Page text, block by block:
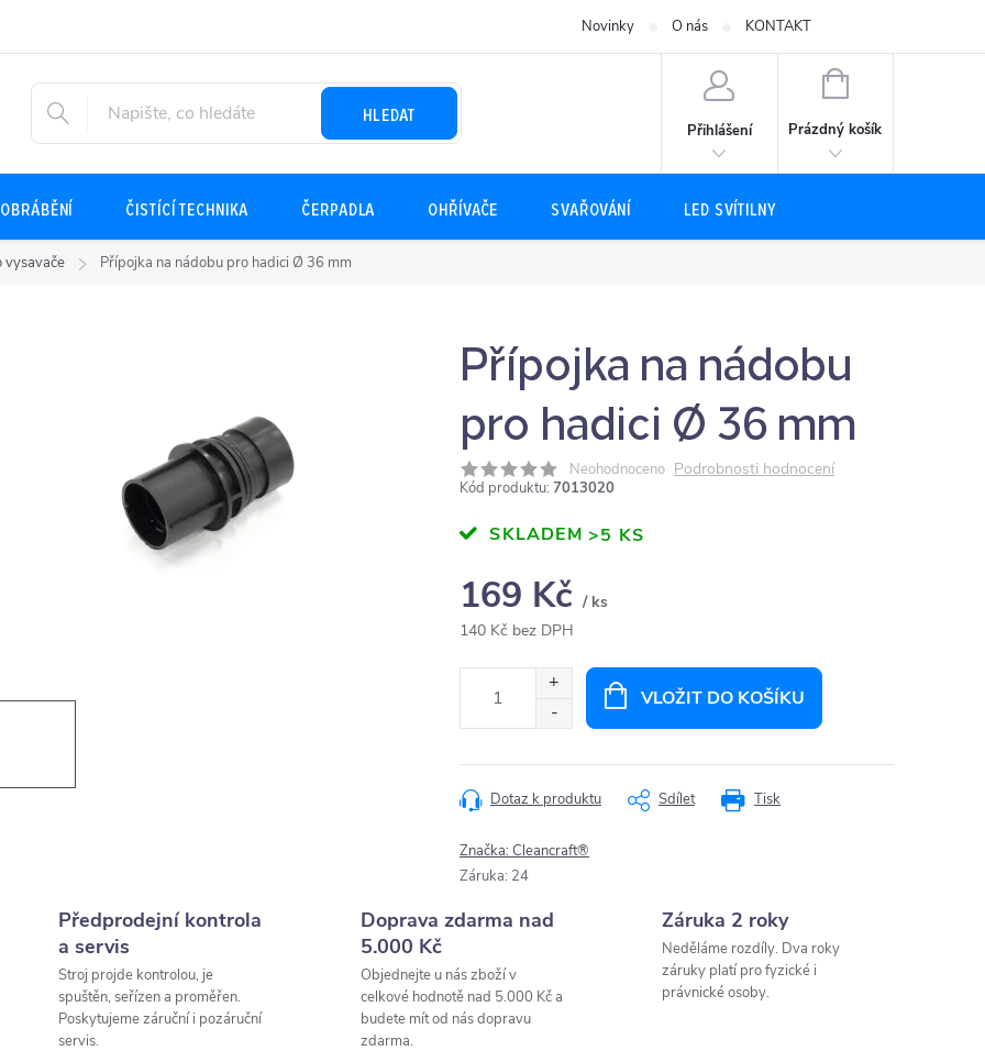
Novinky O nás KONTAKT
HLEDAT
Přihlášení
NÁKUPNÍ
Prázdný košík
ČISTÍCÍ TECHNIKA ČERPADLA OHŘÍVAČE SVAŘOVÁNÍ LED SVÍTILNY
vysavače Přípojka na nádobu pro hadici Ø 36 mm
Přípojka na nádobu
pro hadici Ø 36 mm
Neohodnoceno Podrobnosti hodnocení
Kód produktu: 7013020
SKLADEM >5 KS
169 Kč / ks
140 Kč bez DPH
VLOŽIT DO KOŠÍKU
Tisk
Dotaz k produktu Sdílet
Značka:Cleancraft®
Záruka: 24
Předprodejní kontrola
a servis
Stroj projde kontrolou, je
spuštěn, seřízen a proměřen.
Poskytujeme záruční i pozáruční
servis.
Doprava zdarma nad
5.000 Kč
Objednejte u nás zboží v
celkové hodnotě nad 5.000 Kč a
budete mít od nás dopravu
zdarma.
Záruka 2 roky
Neděláme rozdíly. Dva roky
záruky platí pro fyzické i
právnické osoby.